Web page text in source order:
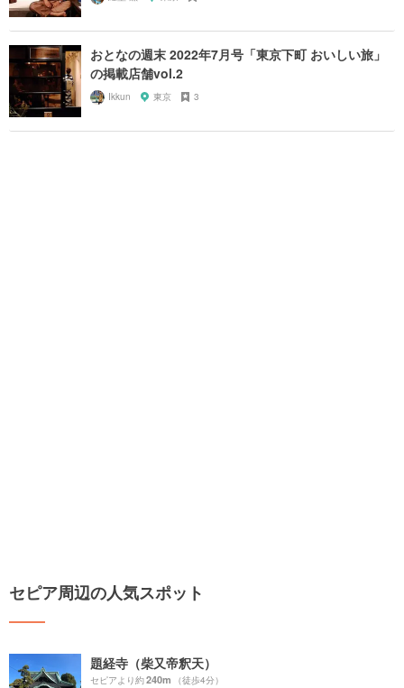
おとなの週末 2022年7月号「東京下町 おいしい旅」
の掲載店舗vol.2
Ikkun 東京 3
セピア周辺の人気スポット
題経寺（柴又帝釈天）
セピアより約240m （徒歩4分）